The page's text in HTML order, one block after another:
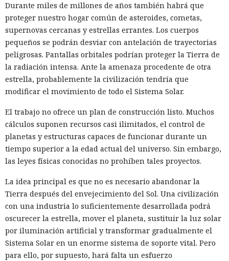
Durante miles de millones de años también habrá que
proteger nuestro hogar común de asteroides, cometas,
supernovas cercanas y estrellas errantes. Los cuerpos
pequeños se podrán desviar con antelación de trayectorias
peligrosas. Pantallas orbitales podrían proteger la Tierra de
la radiación intensa. Ante la amenaza procedente de otra
estrella, probablemente la civilización tendría que
modificar el movimiento de todo el Sistema Solar.
El trabajo no ofrece un plan de construcción listo. Muchos
cálculos suponen recursos casi ilimitados, el control de
planetas y estructuras capaces de funcionar durante un
tiempo superior a la edad actual del universo. Sin embargo,
las leyes físicas conocidas no prohíben tales proyectos.
La idea principal es que no es necesario abandonar la
Tierra después del envejecimiento del Sol. Una civilización
con una industria lo suficientemente desarrollada podrá
oscurecer la estrella, mover el planeta, sustituir la luz solar
por iluminación artificial y transformar gradualmente el
Sistema Solar en un enorme sistema de soporte vital. Pero
para ello, por supuesto, hará falta un esfuerzo